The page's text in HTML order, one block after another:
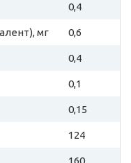
0,4
мг 0,6
0,4
0,1
0,15
124